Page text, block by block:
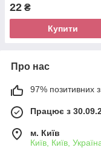
22 ₴
Купити
Про нас
97% позитивних з
Працює з
м. Київ
Київ, Київ,